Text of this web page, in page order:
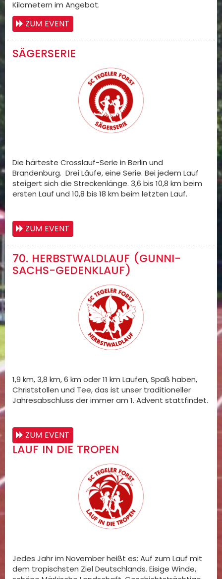
Kilometern im Angebot.
ZUM EVENT
SÄGERSERIE
Die härteste Crosslauf-Serie in Berlin und
Brandenburg. Drei Läufe, eine Serie. Bei jedem Lauf
steigert sich die Streckenlänge. 3,6 bis 10,8 km beim
ersten Lauf und 10,8 bis 18 km beim letzten Lauf.
ZUM EVENT
70. HERBSTWALDLAUF (GUNNI-
SACHS-GEDENKLAUF)
1,9 km, 3,8 km, 6 km oder 11 km Laufen, Spaß haben,
Christstollen und Tee, das ist unser traditioneller
Jahresabschluss der immer am 1. Advent stattfindet.
ZUM EVENT
LAUF IN DIE TROPEN
Jedes Jahr im November heißt es: Auf zum Lauf mit
dem tropischsten Ziel Deutschlands. Eisige Winde,